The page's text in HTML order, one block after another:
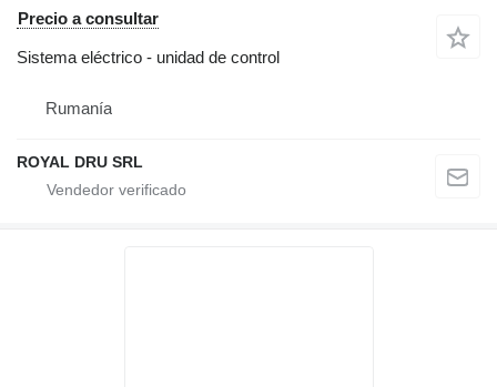
Precio a consultar
Sistema eléctrico - unidad de control
Rumanía
ROYAL DRU SRL